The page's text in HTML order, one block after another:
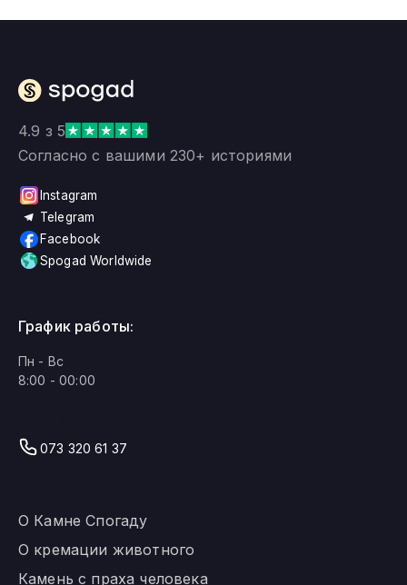
4.9 з 5
Согласно с вашими 230+ историями
Instagram
Telegram
Facebook
Spogad Worldwide
О Камне Спогаду
О кремации животного
Камень с праха человека
График работы:
Пн - Вс
8:00 - 00:00
073 320 61 37